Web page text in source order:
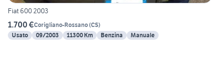
Fiat 600 2003
1.700 €Corigliano-Rossano(CS)
Usato
09/2003 11300 Km Benzina Manuale